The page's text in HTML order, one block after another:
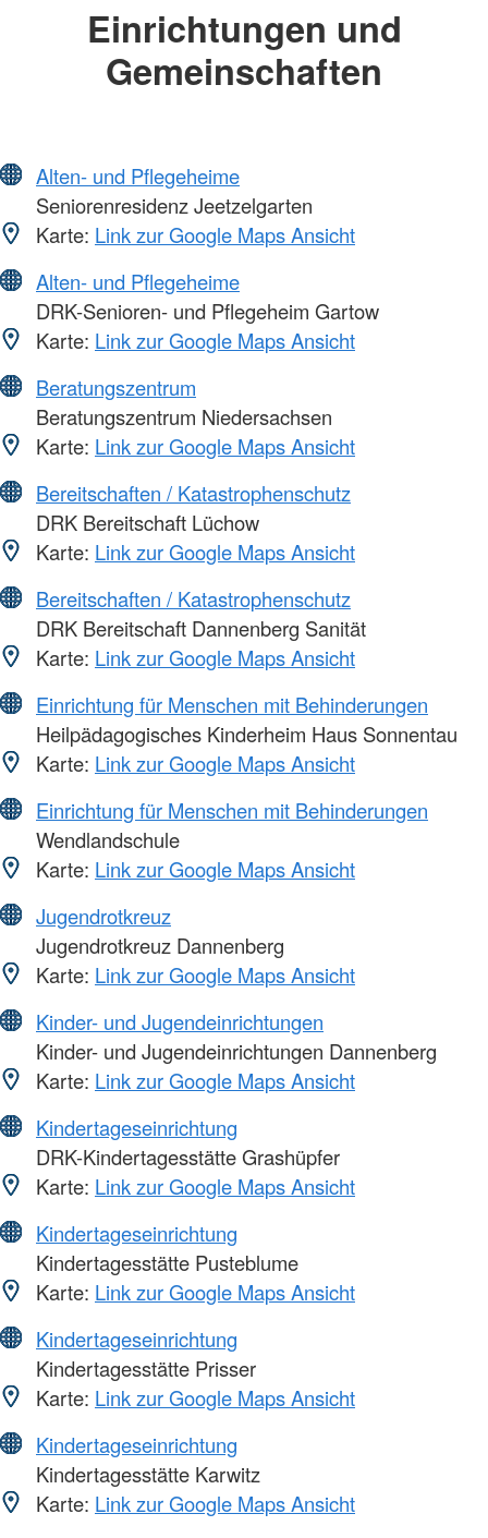
Einrichtungen und
Gemeinschaften
Alten- und Pflegeheime
Seniorenresidenz Jeetzelgarten
Karte: Link zur Google Maps Ansicht
Alten- und Pflegeheime
DRK-Senioren- und Pflegeheim Gartow
Karte: Link zur Google Maps Ansicht
Beratungszentrum
Beratungszentrum Niedersachsen
Karte: Link zur Google Maps Ansicht
Bereitschaften / Katastrophenschutz
DRK Bereitschaft Lüchow
Karte: Link zur Google Maps Ansicht
Bereitschaften / Katastrophenschutz
DRK Bereitschaft Dannenberg Sanität
Karte: Link zur Google Maps Ansicht
Einrichtung für Menschen mit Behinderungen
Heilpädagogisches Kinderheim Haus Sonnentau
Karte: Link zur Google Maps Ansicht
Einrichtung für Menschen mit Behinderungen
Wendlandschule
Karte: Link zur Google Maps Ansicht
Jugendrotkreuz
Jugendrotkreuz Dannenberg
Karte: Link zur Google Maps Ansicht
Kinder- und Jugendeinrichtungen
Kinder- und Jugendeinrichtungen Dannenberg
Karte: Link zur Google Maps Ansicht
Kindertageseinrichtung
DRK-Kindertagesstätte Grashüpfer
Karte: Link zur Google Maps Ansicht
Kindertageseinrichtung
Kindertagesstätte Pusteblume
Karte: Link zur Google Maps Ansicht
Kindertageseinrichtung
Kindertagesstätte Prisser
Karte: Link zur Google Maps Ansicht
Kindertageseinrichtung
Kindertagesstätte Karwitz
Karte: Link zur Google Maps Ansicht